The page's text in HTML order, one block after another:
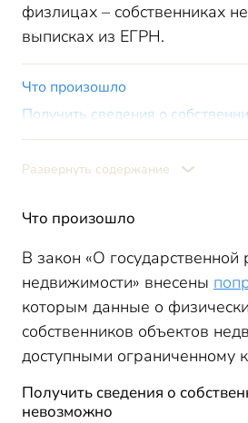
физлицах – собственниках
выписках из ЕГРН.
Что произошло
Получить сведения о
Риэлторы предполагают
недвижимостью
Развернуть содержание
Что произошло
В закон «О государственной
недвижимости» внесены
которым данные о
собственников объектов
доступными ограниченному
Получить сведения о
невозможно